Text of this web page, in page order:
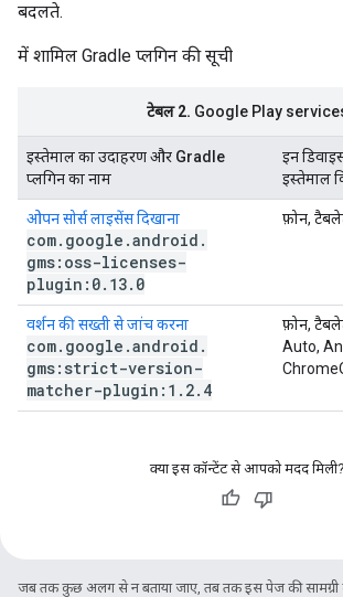
बदलते.
में शामिल Gradle प्लगिन की सूची
टेबल 2. Google Play
इस्तेमाल का उदाहरण और Gradle
प्लगिन का नाम
इन
इस्तेमाल
ओपन सोर्स लाइसेंस दिखाना
com. google .android .
gms:oss-licenses-
plugin:0. 13. 0
फ़ोन,
वर्शन की सख्ती से जांच करना
com. google .android .
gms:strict-version-
matcher-plugin:1 . 2. 4
फ़ोन,
Auto,
क्या इस कॉन्टेंट से आपको मदद मिली?
जब तक कुछ अलग से न बताया जाए, तब तक इस पेज की सामग्री